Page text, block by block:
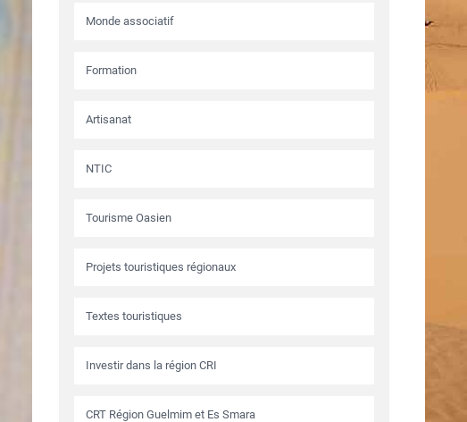
Monde associatif
Formation
Artisanat
NTIC
Tourisme Oasien
Projets touristiques régionaux
Textes touristiques
Investir dans la région CRI
CRT Région Guelmim et Es Smara